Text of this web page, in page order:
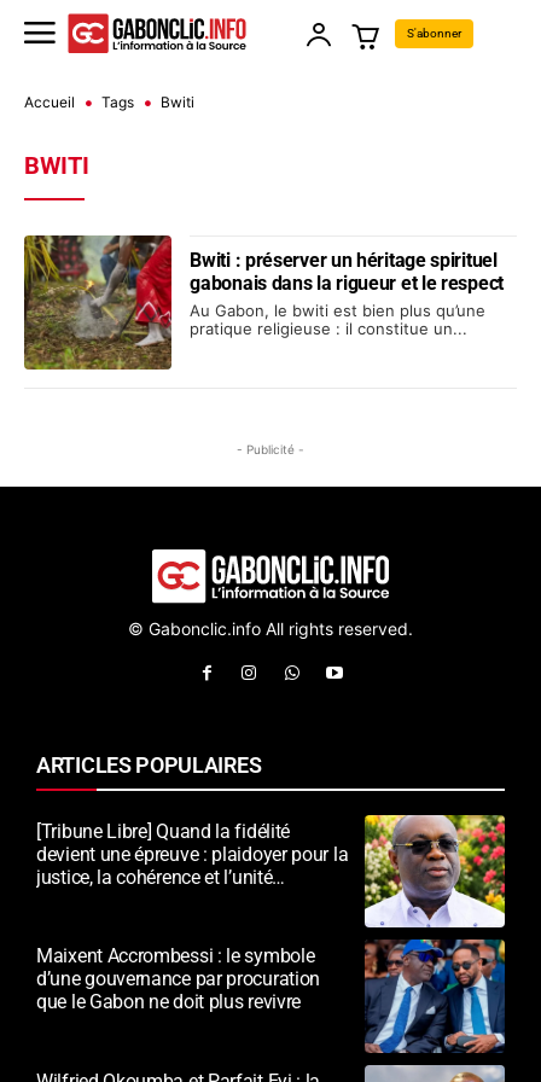
S'abonner
Accueil Tags Bwiti
BWITI
Bwiti : préserver un héritage spirituel
gabonais dans la rigueur et le respect
Au Gabon, le bwiti est bien plus qu’une
pratique religieuse : il constitue un...
- Publicité -
© Gabonclic.info All rights reserved.
ARTICLES POPULAIRES
[Tribune Libre] Quand la fidélité
devient une épreuve : plaidoyer pour la
justice, la cohérence et l’unité
Maixent Accrombessi : le symbole
d’une gouvernance par procuration
que le Gabon ne doit plus revivre